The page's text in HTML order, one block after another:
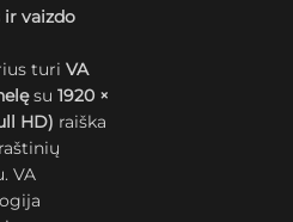
ir vaizdo
turiVA
su1920 ×
HD) raiška
VA